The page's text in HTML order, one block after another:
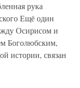
рука
Ещё один
Осирисом и
Боголюбским,
истории, связан